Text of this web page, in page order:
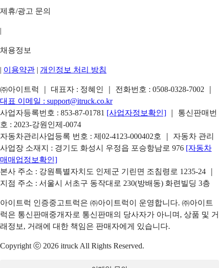
제휴/광고 문의
|
채용정보
| 이용약관 | 개인정보 처리 방침
㈜아이트럭 ｜ 대표자 : 정혜인 ｜ 전화번호 : 0508-0328-7002
대표 이메일 : support@itruck.co.kr
사업자등록번호 : 853-87-01781 [사업자정보확인]
｜ 통신판매번
호 : 2023-강원인제-0074
자동차관리사업등록 번호 : 제02-4123-000402호 ｜ 자동차 관리
사업장 소재지 : 경기도 화성시 우정읍 포승항남로 976 [자동차
매매업정보확인]
본사 주소 : 강원특별자치도 인제군 기린면 조침령로 1235-24 ｜
지점 주소 : 서울시 서초구 동작대로 230(방배동) 화련빌딩 3층
아이트럭 인증중고트럭은 ㈜아이트럭이 운영합니다. ㈜아이트
럭은 통신판매중개자로 통신판매의 당사자가 아니며, 상품 및 거
래정보, 거래에 대한 책임은 판매자에게 있습니다.
Copyright ⓒ 2026 itruck All Rights Reserved.